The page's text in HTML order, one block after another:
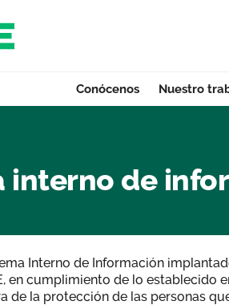
Conócenos Nuestro
interno de
Interno de Información
en cumplimiento de lo establecido
de la protección de las personas